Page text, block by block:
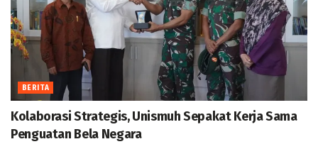
BERITA
Kolaborasi Strategis, Unismuh Sepakat Kerja Sama
Penguatan Bela Negara